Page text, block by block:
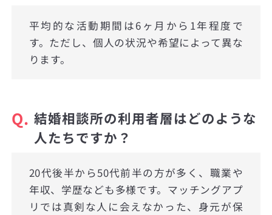
平均的な活動期間は6ヶ月から1年程度で
す。ただし、個人の状況や希望によって異な
ります。
Q. 結婚相談所の利用者層はどのような
人たちですか？
20代後半から50代前半の方が多く、職業や
年収、学歴なども多様です。マッチングアプ
リでは真剣な人に会えなかった、身元が保